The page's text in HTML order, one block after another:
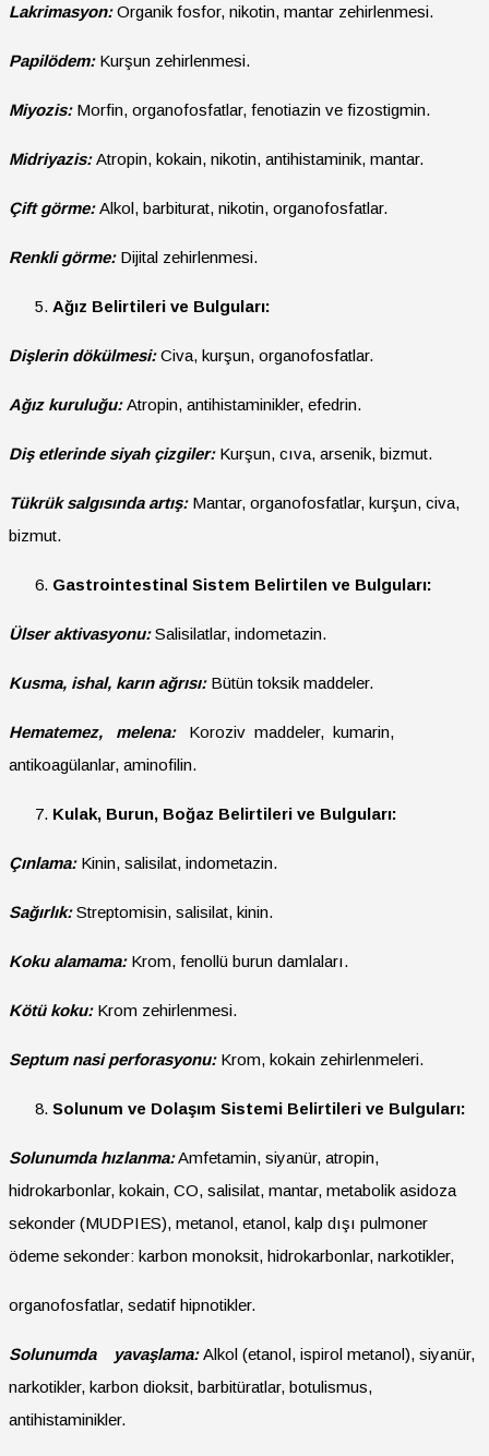
Lakrimasyon: Organik fosfor, nikotin, mantar zehirlenmesi.
Papilödem: Kurşun zehirlenmesi.
Miyozis: Morfin, organofosfatlar, fenotiazin ve fizostigmin.
Midriyazis: Atropin, kokain, nikotin, antihistaminik, mantar.
Çift görme: Alkol, barbiturat, nikotin, organofosfatlar.
Renkli görme: Dijital zehirlenmesi.
Ağız Belirtileri ve Bulguları:
Dişlerin dökülmesi: Civa, kurşun, organofosfatlar.
Ağız kuruluğu: Atropin, antihistaminikler, efedrin.
Diş etlerinde siyah çizgiler: Kurşun, cıva, arsenik, bizmut.
Tükrük salgısında artış:Mantar, organofosfatlar, kurşun, civa,
bizmut.
Gastrointestinal Sistem Belirtilen ve Bulguları:
Ülser aktivasyonu: Salisilatlar, indometazin.
Kusma, ishal, karın ağrısı: Bütün toksik maddeler.
Hematemez, melena:
Koroziv maddeler, kumarin,
antikoagülanlar, aminofilin.
Kulak, Burun, Boğaz Belirtileri ve Bulguları:
Çınlama: Kinin, salisilat, indometazin.
Sağırlık: Streptomisin, salisilat, kinin.
Koku alamama: Krom, fenollü burun damlaları.
Kötü koku: Krom zehirlenmesi.
Septum nasi perforasyonu: Krom, kokain zehirlenmeleri.
Solunum ve Dolaşım Sistemi Belirtileri ve Bulguları:
Solunumda hızlanma:Amfetamin, siyanür, atropin,
hidrokarbonlar, kokain, CO, salisilat, mantar, metabolik asidoza
sekonder (MUDPIES), metanol, etanol, kalp dışı pulmoner
ödeme sekonder: karbon monoksit, hidrokarbonlar, narkotikler,
organofosfatlar, sedatif hipnotikler.
Solunumda yavaşlama: Alkol (etanol, ispirol metanol), siyanür,
narkotikler, karbon dioksit, barbitüratlar, botulismus,
antihistaminikler.